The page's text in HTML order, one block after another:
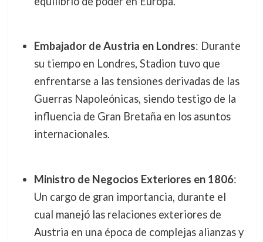
Embajador de Austria en Londres: Durante
su tiempo en Londres, Stadion tuvo que
enfrentarse a las tensiones derivadas de las
Guerras Napoleónicas, siendo testigo de la
influencia de Gran Bretaña en los asuntos
internacionales.
Ministro de Negocios Exteriores en 1806:
Un cargo de gran importancia, durante el
cual manejó las relaciones exteriores de
Austria en una época de complejas alianzas y